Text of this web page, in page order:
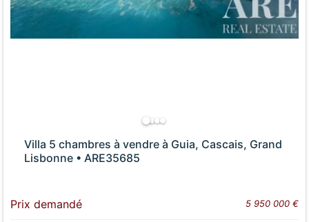
Villa 5 chambres à vendre à Guia, Cascais, Grand
Lisbonne • ARE35685
Prix demandé 5 950 000 €